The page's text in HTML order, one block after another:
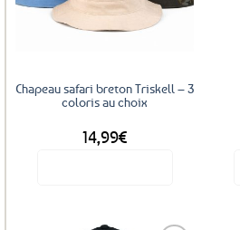
aux
favoris
Chapeau safari breton Triskell – 3
coloris au choix
14,99€